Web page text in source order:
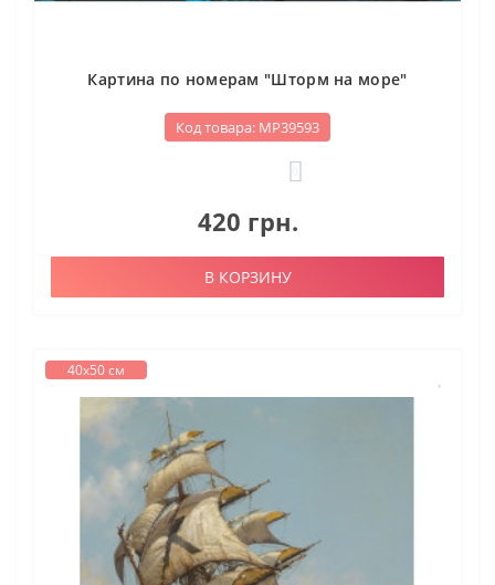
Картина по номерам "Шторм на море"
Код товара: МР39593
420 грн.
В КОРЗИНУ
40х50 см